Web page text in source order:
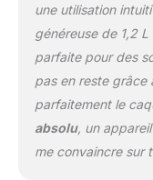
une utilisation
généreuse de 1,2
parfaite pour des
pas en reste grâce
parfaitement le
absolu, un
me convaincre sur